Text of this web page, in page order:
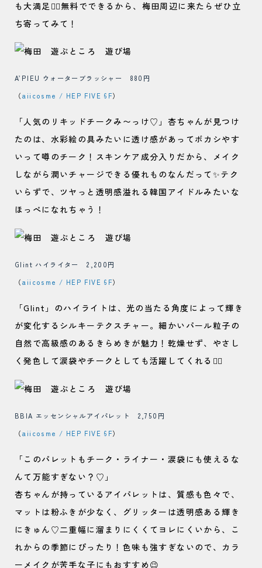
も大満足🙆‍♀️無料でできるから、梅田周辺に来たらぜひ立
ち寄ってみて！
A’PIEU ウォーターブラッシャー 880円
（aiicosme / HEP FIVE 6F）
「人気のリキッドチークみ〜っけ♡」杏ちゃんが見つけ
たのは、水彩絵の具みたいに透け感があってボカシやす
いって噂のチーク！スキンケア成分入りだから、メイク
しながら潤いチャージできる優れものなんだって✨テク
いらずで、ツヤっと透明感溢れる韓国アイドルみたいな
ほっぺになれちゃう！
Glint ハイライター 2,200円
（aiicosme / HEP FIVE 6F）
「Glint」のハイライトは、光の当たる角度によって輝き
が変化するシルキーテクスチャー。細かいパール粒子の
自然で高級感のあるきらめきが魅力！乾燥せず、やさし
く発色して涙袋やチークとしても活躍してくれる🙆‍♀️
BBIA エッセンシャルアイパレット 2,750円
（aiicosme / HEP FIVE 6F）
「このパレットもチーク・ライナー・涙袋にも使えるな
んて万能すぎない？♡」
杏ちゃんが持っているアイパレットは、質感も色々で、
マットは粉ふきが少なく、グリッターは透明感ある輝き
にきゅん♡二重幅に溜まりにくくてヨレにくいから、こ
れからの季節にぴったり！色味も強すぎないので、カラ
ーメイクが苦手な子にもおすすめ😉